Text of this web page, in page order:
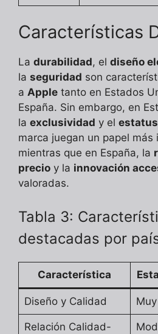
Características
La durabilidad, el diseño
la seguridad son
a Apple tanto en Estados
España. Sin embargo, en
la exclusividad y el estatus
marca juegan un papel más
mientras que en España, la
precio y la innovación
valoradas.
Tabla 3:
destacadas por
Característica
Diseño y Calidad
Relación Calidad-